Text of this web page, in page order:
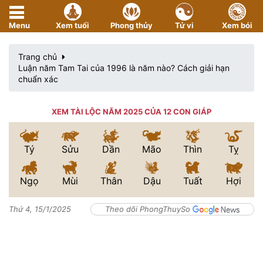
Menu Xem tuổi Phong thủy Tử vi Xem bói
Trang chủ
Luận năm Tam Tai của 1996 là năm nào? Cách giải hạn
chuẩn xác
XEM TÀI LỘC NĂM 2025 CỦA 12 CON GIÁP
Tý Sửu Dần Mão Thìn Tỵ
Ngọ Mùi Thân Dậu Tuất Hợi
Thứ 4, 15/1/2025 Theo dõi PhongThuySo